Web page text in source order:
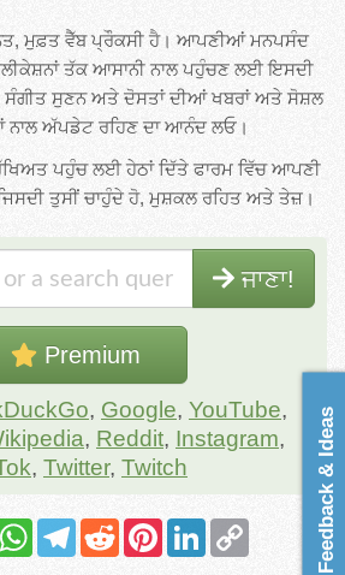
ਮੁਫ਼ਤ ਵੈੱਬ ਪ੍ਰੌਕਸੀ ਹੈ। ਆਪਣੀਆਂ ਮਨਪਸੰਦ
ਤੱਕ ਆਸਾਨੀ ਨਾਲ ਪਹੁੰਚਣ ਲਈ ਇਸਦੀ
ਸੰਗੀਤ ਸੁਣਨ ਅਤੇ ਦੋਸਤਾਂ ਦੀਆਂ ਖਬਰਾਂ ਅਤੇ ਸੋਸ਼ਲ
ਨਾਲ ਅੱਪਡੇਟ ਰਹਿਣ ਦਾ ਆਨੰਦ ਲਓ।
ਪਹੁੰਚ ਲਈ ਹੇਠਾਂ ਦਿੱਤੇ ਫਾਰਮ ਵਿੱਚ ਆਪਣੀ
ਤੁਸੀਂ ਚਾਹੁੰਦੇ ਹੋ, ਮੁਸ਼ਕਲ ਰਹਿਤ ਅਤੇ ਤੇਜ਼।
ਜਾਣਾ!
Premium
, Google, YouTube,
, Reddit, Instagram,
, Twitter, Twitch
WhatsAppTelegramRedditPinterestLinkedIn Feedback & Ideas